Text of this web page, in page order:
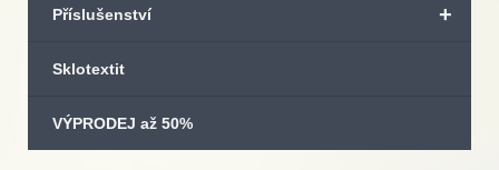
+
Příslušenství
Sklotextit
VÝPRODEJ až 50%